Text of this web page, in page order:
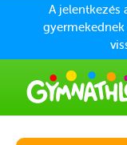
A jelentkezés